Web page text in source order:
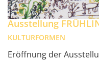
Ausstellung
KULTURFORMEN
Eröffnung der